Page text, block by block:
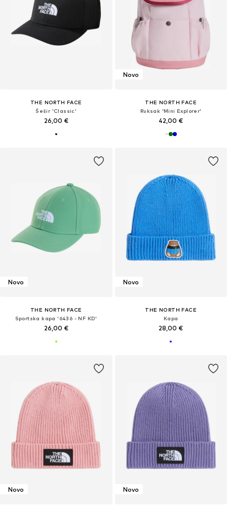
THE NORTH FACE
Šešir 'Classic'
26,00 €
Novo
THE NORTH FACE
Ruksak 'Mini Explorer'
42,00 €
Novo
THE NORTH FACE
Sportska kapa '6436 - NF KD'
26,00 €
Novo
THE NORTH FACE
Kapa
28,00 €
Novo Novo